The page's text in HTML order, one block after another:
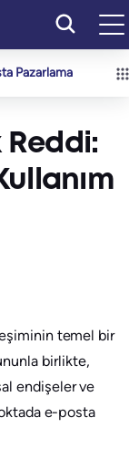
Pazarlama
Reddi:
temel bir
birlikte,
endişeler ve
e-posta